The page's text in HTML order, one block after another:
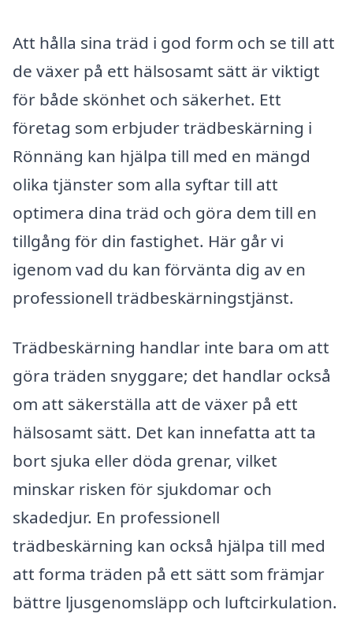
Att hålla sina träd i god form och se till att
de växer på ett hälsosamt sätt är viktigt
för både skönhet och säkerhet. Ett
företag som erbjuder trädbeskärning i
Rönnäng kan hjälpa till med en mängd
olika tjänster som alla syftar till att
optimera dina träd och göra dem till en
tillgång för din fastighet. Här går vi
igenom vad du kan förvänta dig av en
professionell trädbeskärningstjänst.
Trädbeskärning handlar inte bara om att
göra träden snyggare; det handlar också
om att säkerställa att de växer på ett
hälsosamt sätt. Det kan innefatta att ta
bort sjuka eller döda grenar, vilket
minskar risken för sjukdomar och
skadedjur. En professionell
trädbeskärning kan också hjälpa till med
att forma träden på ett sätt som främjar
bättre ljusgenomsläpp och luftcirkulation.